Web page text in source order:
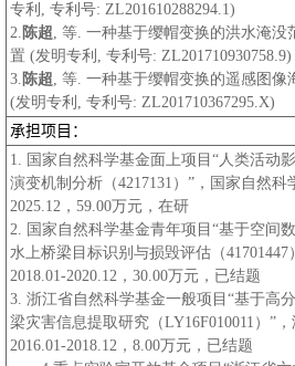
专利, 专利号: ZL201610288294.1)
2. 陈超, 等. 一种基于缨帽变换的洪水淹没
置 (发明专利, 专利号: ZL201710930758.9)
3. 陈超, 等. 一种基于缨帽变换的遥感图像
(发明专利, 专利号: ZL201710367295.X)
承担项目：
1. 国家自然科学基金面上项目“人类活动
演变机制分析（4217131）”，国家自然科
2025.12，59.00万元，在研
2. 国家自然科学基金青年项目“基于空间
水上桥梁目标识别与损毁评估（41701447
2018.01-2020.12，30.00万元，已结题
3. 浙江省自然科学基金一般项目“基于高
梁灾害信息提取研究（LY16F010011）”
2016.01-2018.12，8.00万元，已结题